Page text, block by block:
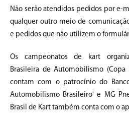
Não serão atendidos pedidos por e-
qualquer outro meio de
e pedidos que não utilizem o
Os campeonatos de kart
Brasileira de Automobilismo
contam com o patrocínio do
Automobilismo Brasileiro' e MG
Brasil de Kart também conta com o